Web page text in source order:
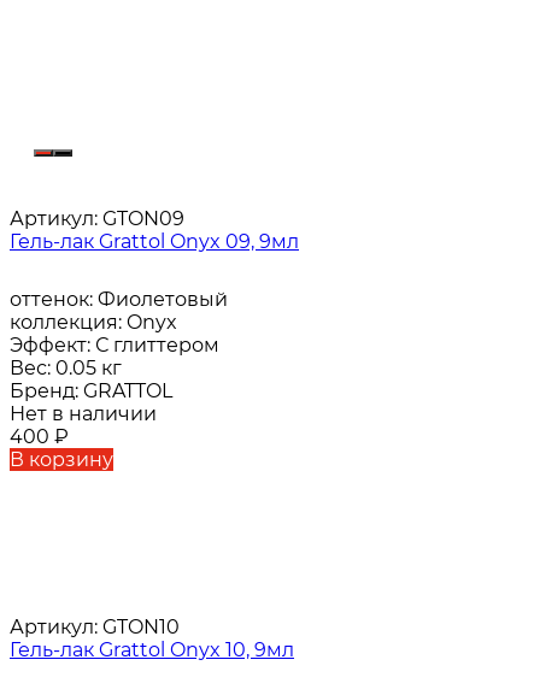
Артикул: GTON09
Гель-лак Grattol Onyx 09, 9мл
оттенок: Фиолетовый
коллекция: Onyx
Эффект: С глиттером
Вес: 0.05 кг
Бренд: GRATTOL
Нет в наличии
400 ₽
В корзину
Артикул: GTON10
Гель-лак Grattol Onyx 10, 9мл